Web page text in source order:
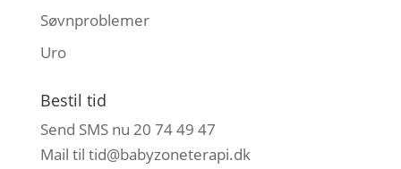
Søvnproblemer
Uro
Bestil tid
Send SMS nu 20 74 49 47
Mail til tid@babyzoneterapi.dk